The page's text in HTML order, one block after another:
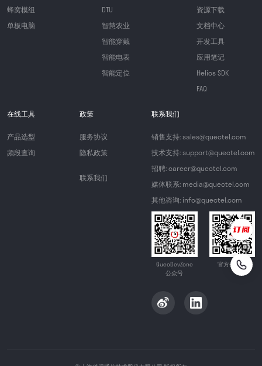
蜂窝模组
单板电脑
DTU
智慧农业
智能穿戴
智能电表
智能定位
资源下载
文档中心
开发工具
应用笔记
Helios SDK
FAQ
在线工具
产品选型
频段查询
政策
服务协议
隐私政策
联系我们
联系我们
销售支持: sales@quectel.com
技术支持: support@quectel.com
招聘: career@quectel.com
媒体联系: media@quectel.com
其他咨询: info@quectel.com
QuecDevZone
公众号
官方公众号